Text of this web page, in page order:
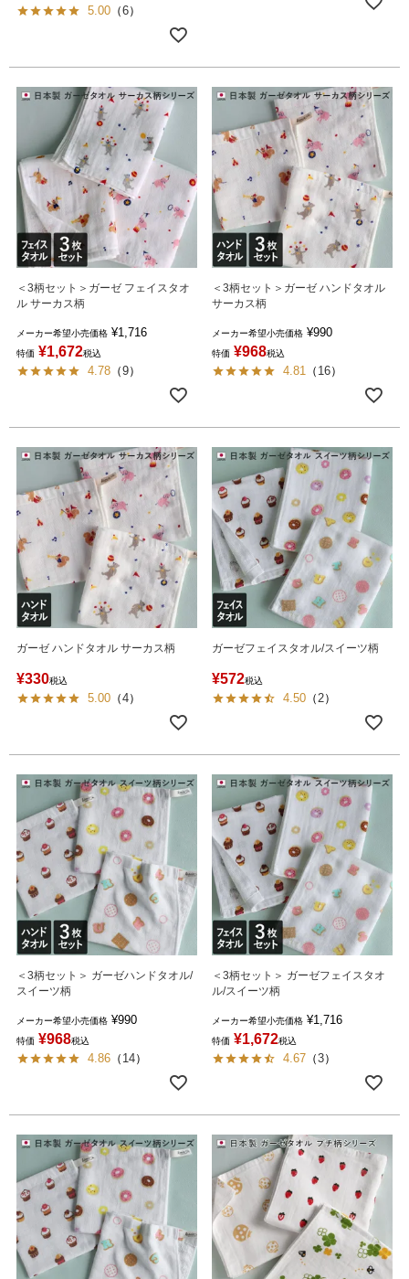
5.00 （6）
＜3柄セット＞ガーゼ フェイスタオ
ル サーカス柄
メーカー希望小売価格 ¥1,716
特価 ¥1,672税込
4.78 （9）
＜3柄セット＞ガーゼ ハンドタオル
サーカス柄
メーカー希望小売価格 ¥990
特価 ¥968税込
4.81 （ 16）
ガーゼ ハンドタオル サーカス柄
¥330税込
5.00 （4）
ガーゼフェイスタオル/スイーツ柄
¥572税込
4.50 （2）
＜3柄セット＞ ガーゼハンドタオル/
スイーツ柄
メーカー希望小売価格 ¥990
特価 ¥968税込
4.86 （ 14）
＜3柄セット＞ ガーゼフェイスタオ
ル/スイーツ柄
メーカー希望小売価格 ¥1,716
特価 ¥1,672税込
4.67 （3）